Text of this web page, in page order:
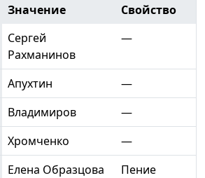
Значение
Свойство
Сергей
Рахманинов
—
Апухтин
—
Владимиров
—
Хромченко
—
Елена Образцова
Пение